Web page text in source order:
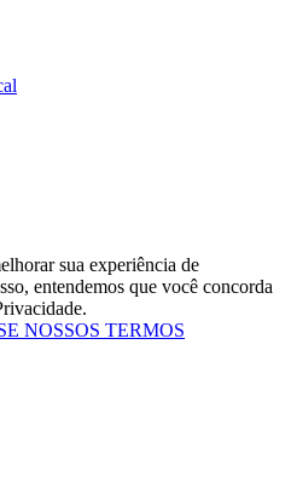
sua experiência de
entendemos que você concorda
NOSSOS TERMOS